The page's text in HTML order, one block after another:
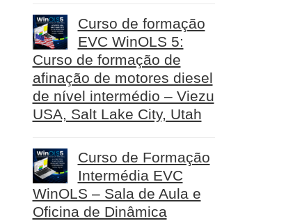
Curso de formação
EVC WinOLS 5:
Curso de formação de
afinação de motores diesel
de nível intermédio – Viezu
USA, Salt Lake City, Utah
Curso de Formação
Intermédia EVC
WinOLS – Sala de Aula e
Oficina de Dinâmica